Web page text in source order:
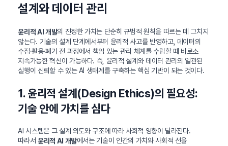
설계와 데이터 관리
윤리적 AI 개발의 진정한 가치는 단순히 규범적 원칙을 따르는 데 그치지
않는다. 기술의 설계 단계에서부터 윤리적 사고를 반영하고, 데이터의
수집·활용·폐기 전 과정에서 책임 있는 관리 체계를 수립할 때 비로소
지속가능한 혁신이 가능하다. 즉, 윤리적 설계와 데이터 관리의 일관된
실행이 신뢰할 수 있는 AI 생태계를 구축하는 핵심 기반이 되는 것이다.
1. 윤리적 설계(Design Ethics)의 필요성:
기술 안에 가치를 심다
AI 시스템은 그 설계 의도와 구조에 따라 사회적 영향이 달라진다.
따라서 윤리적 AI 개발에서는 기술이 인간의 가치와 사회적 선을